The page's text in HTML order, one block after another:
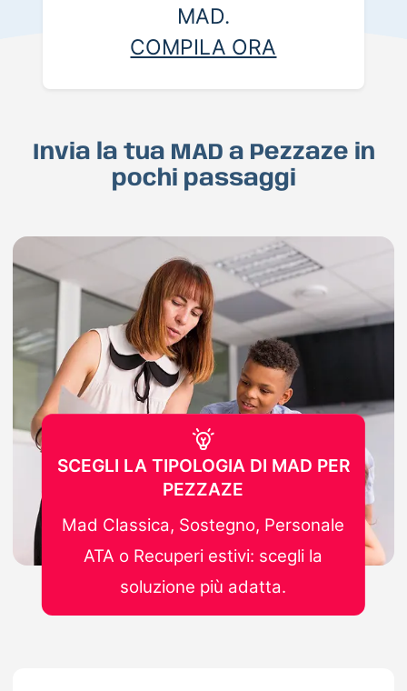
MAD.
COMPILA ORA
Invia la tua MAD a Pezzaze in
pochi passaggi
SCEGLI LA TIPOLOGIA DI MAD PER
PEZZAZE
Mad Classica, Sostegno, Personale
ATA o Recuperi estivi: scegli la
soluzione più adatta.